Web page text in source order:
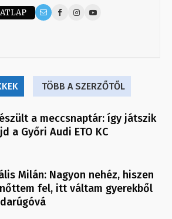
TÖBB A SZERZŐTŐL
a meccsnaptár: így játszik
a Győri Audi ETO KC
Milán: Nagyon nehéz, hiszen
fel, itt váltam gyerekből